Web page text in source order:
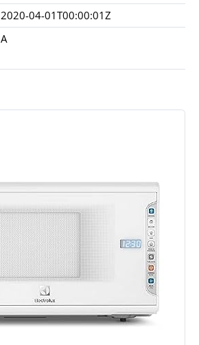
2020-04-01T00:00:01Z
A